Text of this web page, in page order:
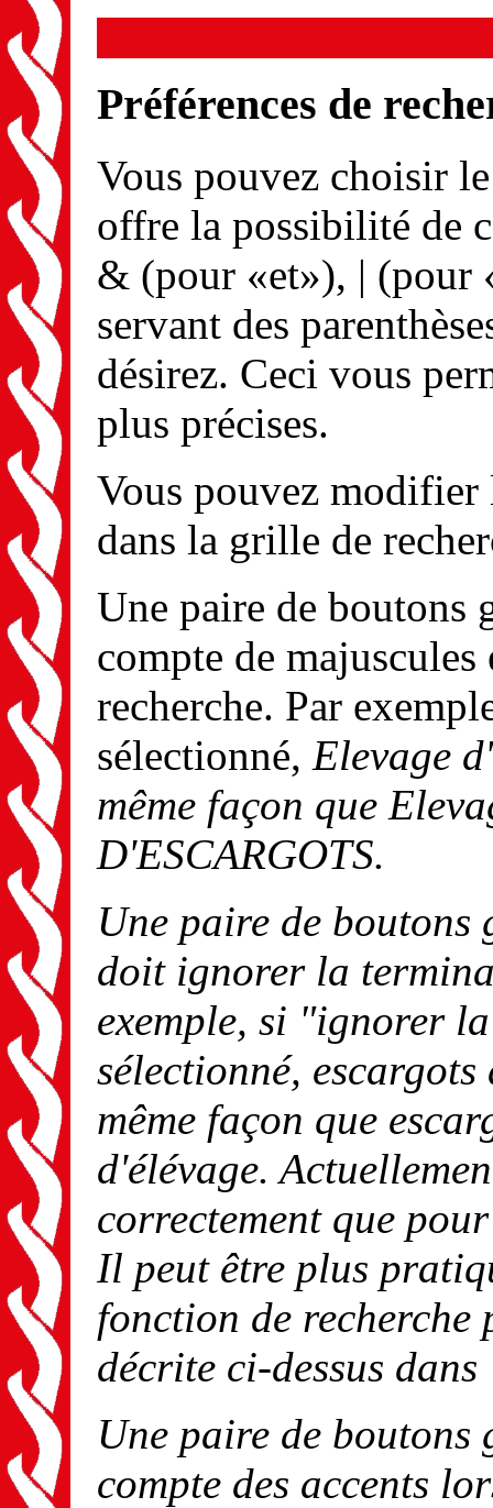
Préférences de
Vous pouvez choisir
offre la possibilité de
& (pour «et»), | (pour
servant des
désirez. Ceci vous
plus précises.
Vous pouvez modifier
dans la grille de
Une paire de boutons
compte de
recherche. Par
sélectionné, Elevage
même façon que
D'ESCARGOTS.
Une paire de boutons
doit ignorer la
exemple, si "ignorer
sélectionné, escargots
même façon que
d'élévage.
correctement que
Il peut être plus
fonction de recherche
décrite ci-dessus
Une paire de boutons
compte des accents